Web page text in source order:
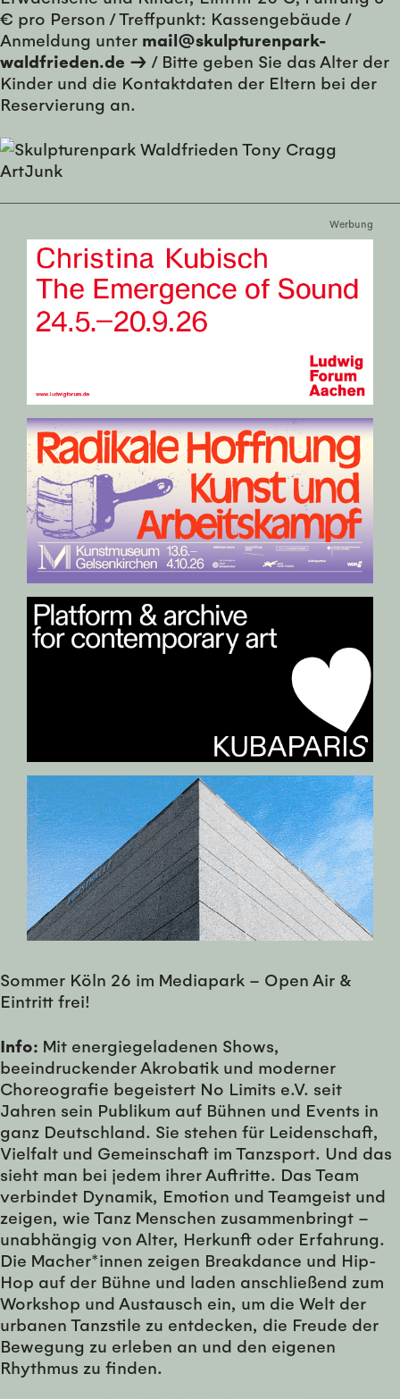
€ pro Person / Treffpunkt: Kassengebäude /
Anmeldung unter mail@skulpturenpark-
waldfrieden.de → / Bitte geben Sie das Alter der
Kinder und die Kontaktdaten der Eltern bei der
Reservierung an.
Werbung
Sommer Köln 26 im Mediapark – Open Air &
Eintritt frei!
Info: Mit energiegeladenen Shows,
beeindruckender Akrobatik und moderner
Choreografie begeistert No Limits e.V. seit
Jahren sein Publikum auf Bühnen und Events in
ganz Deutschland. Sie stehen für Leidenschaft,
Vielfalt und Gemeinschaft im Tanzsport. Und das
sieht man bei jedem ihrer Auftritte. Das Team
verbindet Dynamik, Emotion und Teamgeist und
zeigen, wie Tanz Menschen zusammenbringt –
unabhängig von Alter, Herkunft oder Erfahrung.
Die Macher*innen zeigen Breakdance und Hip-
Hop auf der Bühne und laden anschließend zum
Workshop und Austausch ein, um die Welt der
urbanen Tanzstile zu entdecken, die Freude der
Bewegung zu erleben an und den eigenen
Rhythmus zu finden.